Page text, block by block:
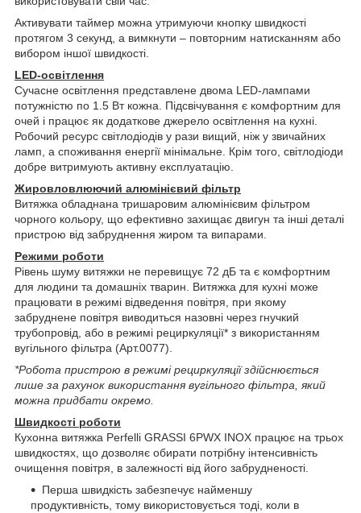
Активувати таймер можна утримуючи кнопку швидкості
протягом 3 секунд, а вимкнути – повторним натисканням або
вибором іншої швидкості.
LED-освітлення
Сучасне освітлення представлене двома LED-лампами
потужністю по 1.5 Вт кожна. Підсвічування є комфортним для
очей і працює як додаткове джерело освітлення на кухні.
Робочий ресурс світлодіодів у рази вищий, ніж у звичайних
ламп, а споживання енергії мінімальне. Крім того, світлодіоди
добре витримують активну експлуатацію.
Жировловлюючий алюмінієвий фільтр
Витяжка обладнана тришаровим алюмінієвим фільтром
чорного кольору, що ефективно захищає двигун та інші деталі
пристрою від забруднення жиром та випарами.
Режими роботи
Рівень шуму витяжки не перевищує 72 дБ та є комфортним
для людини та домашніх тварин. Витяжка для кухні може
працювати в режимі відведення повітря, при якому
забруднене повітря виводиться назовні через гнучкий
трубопровід, або в режимі рециркуляції* з використанням
вугільного фільтра (Арт.0077).
*Робота пристрою в режимі рециркуляції здійснюється
лише за рахунок використання вугільного фільтра, який
можна придбати окремо.
Швидкості роботи
Кухонна витяжка Perfelli GRASSI 6PWX INOX працює на трьох
швидкостях, що дозволяє обирати потрібну інтенсивність
очищення повітря, в залежності від його забрудненості.
Перша швидкість забезпечує найменшу
продуктивність, тому використовується тоді, коли в